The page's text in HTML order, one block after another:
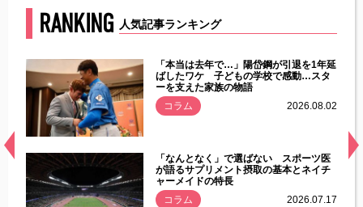
RANKING 人気記事ランキング
常
「本当は去年で…」陽岱鋼が引退を1年延
ばしたワケ 子どもの学校で感動…スタ
ーを支えた家族の物語
コラム
2026.08.02
「なんとなく」で選ばない スポーツ医
が語るサプリメント摂取の基本とネイチ
ャーメイドの特長
コラム
2026.07.17